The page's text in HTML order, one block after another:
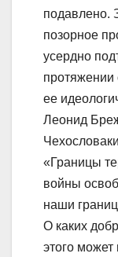
подавлено.
позорное
усердно
протяжении
ее
Леонид
«Границы
войны
наши
О каких
этого